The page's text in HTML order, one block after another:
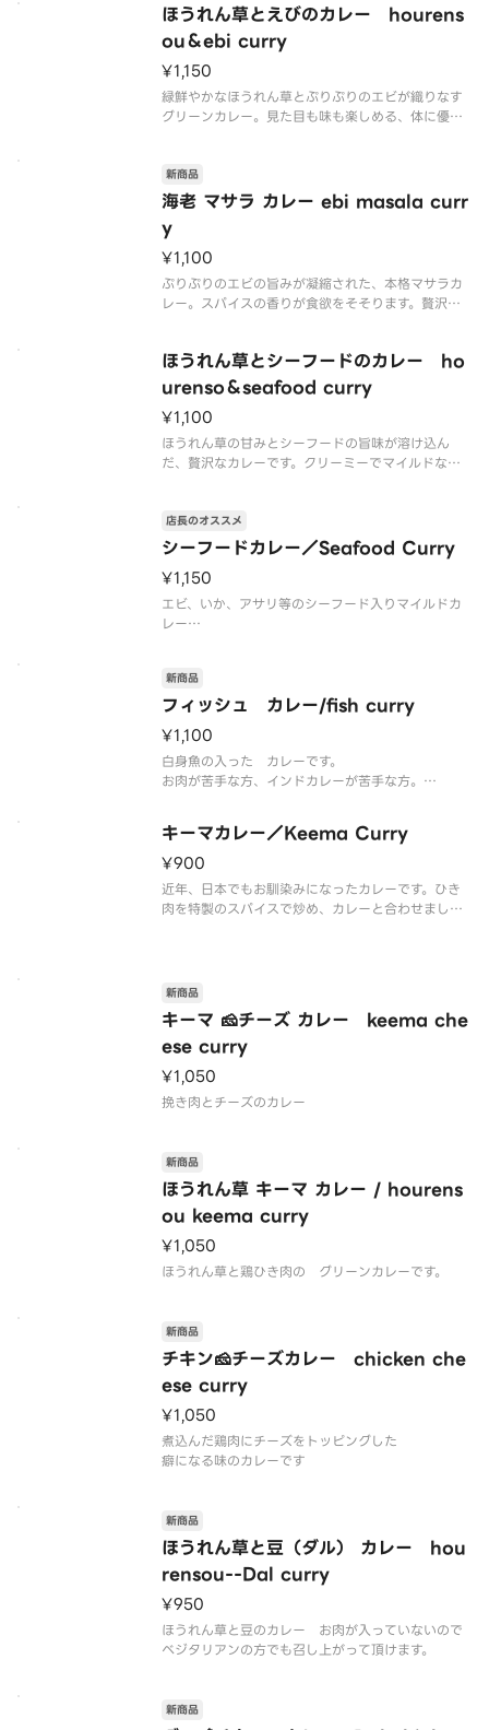
ほうれん草とえびのカレー hourens
ou＆ebi curry
¥1,150
緑鮮やかなほうれん草とぷりぷりのエビが織りなす
グリーンカレー。見た目も味も楽しめる、体に優し
海老 マサラ カレー ebi masala curr
y
新商品
¥1,100
ぷりぷりのエビの旨みが凝縮された、本格マサラカ
レー。スパイスの香りが食欲をそそります。贅沢な
ほうれん草とシーフードのカレー ho
urenso＆seafood curry
¥1,100
ほうれん草の甘みとシーフードの旨味が溶け込ん
だ、贅沢なカレーです。クリーミーでマイルドな味
シーフードカレー／Seafood Curry
店長のオススメ
¥1,150
エビ、いか、アサリ等のシーフード入りマイルドカ
レー
フィッシュ カレー/fish curry
新商品
¥1,100
白身魚の入った カレーです。
お肉が苦手な方、インドカレーが苦手な方。
来ました。
◆辛さ普通を選択して頂いても、若干甘みがありま
す。
是非是非 お試しください。
キーマカレー／Keema Curry
¥900
近年、日本でもお馴染みになったカレーです。ひき
肉を特製のスパイスで炒め、カレーと合わせました
キーマ 🧀チーズ カレー keema che
ese curry
新商品
¥1,050
挽き肉とチーズのカレー
ほうれん草 キーマ カレー / hourens
ou keema curry
新商品
¥1,050
ほうれん草と鶏ひき肉の グリーンカレーです。
チキン🧀チーズカレー chicken che
ese curry
新商品
¥1,050
煮込んだ鶏肉にチーズをトッピングした
癖になる味のカレーです
ほうれん草と豆（ダル） カレー hou
rensou--Dal curry
新商品
¥950
ほうれん草と豆のカレー お肉が入っていないので
ベジタリアンの方でも召し上がって頂けます。
新商品